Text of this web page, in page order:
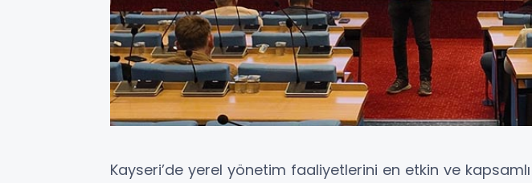
Kayseri’de yerel yönetim faaliyetlerini en etkin ve